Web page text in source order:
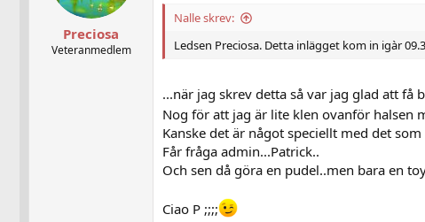
Preciosa
Veteranmedlem
Nalle skrev:
Ledsen Preciosa. Detta inlägget kom in igàr
...när jag skrev detta så var jag glad att få
Nog för att jag är lite klen ovanför halsen
Kanske det är något speciellt med det
Får fråga admin...Patrick..
Och sen då göra en pudel..men bara en
Ciao P ;;;;